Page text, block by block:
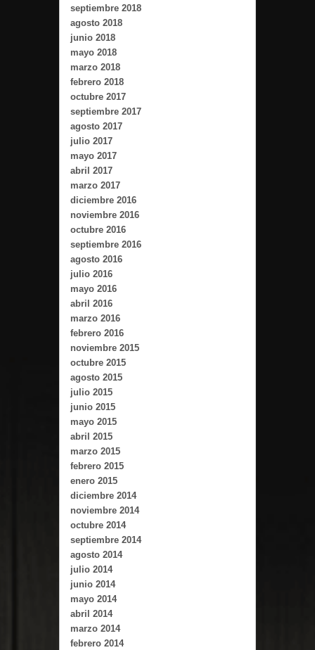
septiembre 2018
agosto 2018
junio 2018
mayo 2018
marzo 2018
febrero 2018
octubre 2017
septiembre 2017
agosto 2017
julio 2017
mayo 2017
abril 2017
marzo 2017
diciembre 2016
noviembre 2016
octubre 2016
septiembre 2016
agosto 2016
julio 2016
mayo 2016
abril 2016
marzo 2016
febrero 2016
noviembre 2015
octubre 2015
agosto 2015
julio 2015
junio 2015
mayo 2015
abril 2015
marzo 2015
febrero 2015
enero 2015
diciembre 2014
noviembre 2014
octubre 2014
septiembre 2014
agosto 2014
julio 2014
junio 2014
mayo 2014
abril 2014
marzo 2014
febrero 2014